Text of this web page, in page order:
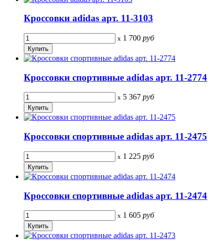
Кроссовки adidas арт. 11-3103
x 1 700 руб
Кроссовки спортивные adidas арт. 11-2774
x 5 367 руб
Кроссовки спортивные adidas арт. 11-2475
x 1 225 руб
Кроссовки спортивные adidas арт. 11-2474
x 1 605 руб